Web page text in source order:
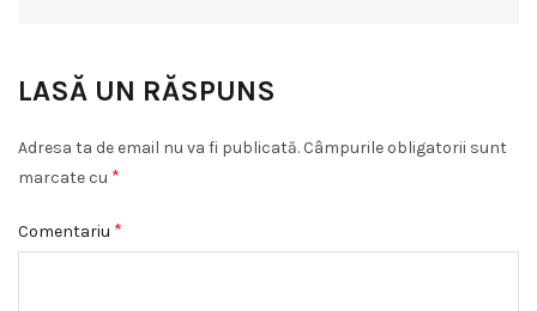
LASĂ UN RĂSPUNS
Adresa ta de email nu va fi publicată. Câmpurile obligatorii sunt
marcate cu *
Comentariu *